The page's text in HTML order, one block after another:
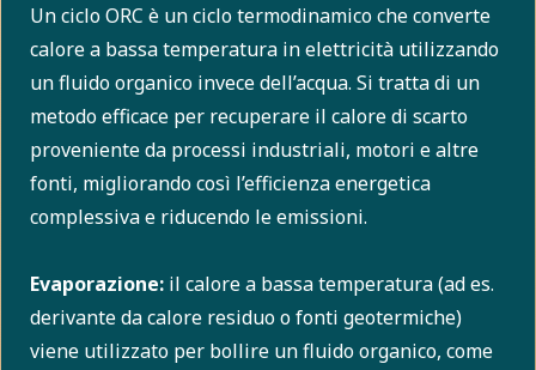
Un ciclo ORC è un ciclo termodinamico che converte
calore a bassa temperatura in elettricità utilizzando
un fluido organico invece dell’acqua. Si tratta di un
metodo efficace per recuperare il calore di scarto
proveniente da processi industriali, motori e altre
fonti, migliorando così l’efficienza energetica
complessiva e riducendo le emissioni.
Evaporazione: il calore a bassa temperatura (ad es.
derivante da calore residuo o fonti geotermiche)
viene utilizzato per bollire un fluido organico, come